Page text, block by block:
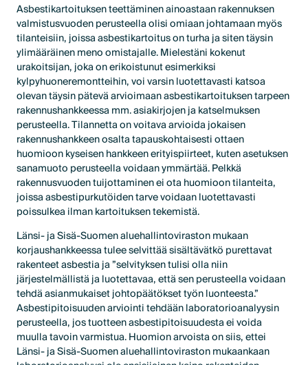
Asbestikartoituksen teettäminen ainoastaan rakennuksen
valmistusvuoden perusteella olisi omiaan johtamaan myös
tilanteisiin, joissa asbestikartoitus on turha ja siten täysin
ylimääräinen meno omistajalle. Mielestäni kokenut
urakoitsijan, joka on erikoistunut esimerkiksi
kylpyhuoneremontteihin, voi varsin luotettavasti katsoa
olevan täysin pätevä arvioimaan asbestikartoituksen tarpeen
rakennushankkeessa mm. asiakirjojen ja katselmuksen
perusteella. Tilannetta on voitava arvioida jokaisen
rakennushankkeen osalta tapauskohtaisesti ottaen
huomioon kyseisen hankkeen erityispiirteet, kuten asetuksen
sanamuoto perusteella voidaan ymmärtää. Pelkkä
rakennusvuoden tuijottaminen ei ota huomioon tilanteita,
joissa asbestipurkutöiden tarve voidaan luotettavasti
poissulkea ilman kartoituksen tekemistä.
Länsi- ja Sisä-Suomen aluehallintoviraston mukaan
korjaushankkeessa tulee selvittää sisältävätkö purettavat
rakenteet asbestia ja ”selvityksen tulisi olla niin
järjestelmällistä ja luotettavaa, että sen perusteella voidaan
tehdä asianmukaiset johtopäätökset työn luonteesta.”
Asbestipitoisuuden arviointi tehdään laboratorioanalyysin
perusteella, jos tuotteen asbestipitoisuudesta ei voida
muulla tavoin varmistua. Huomion arvoista on siis, ettei
Länsi- ja Sisä-Suomen aluehallintoviraston mukaankaan